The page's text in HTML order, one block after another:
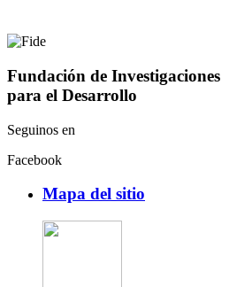
Fundación de Investigaciones
para el Desarrollo
Seguinos en
Facebook
Mapa del sitio